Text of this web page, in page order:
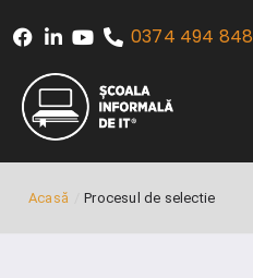
0374 494 848
Acasă Procesul de selectie